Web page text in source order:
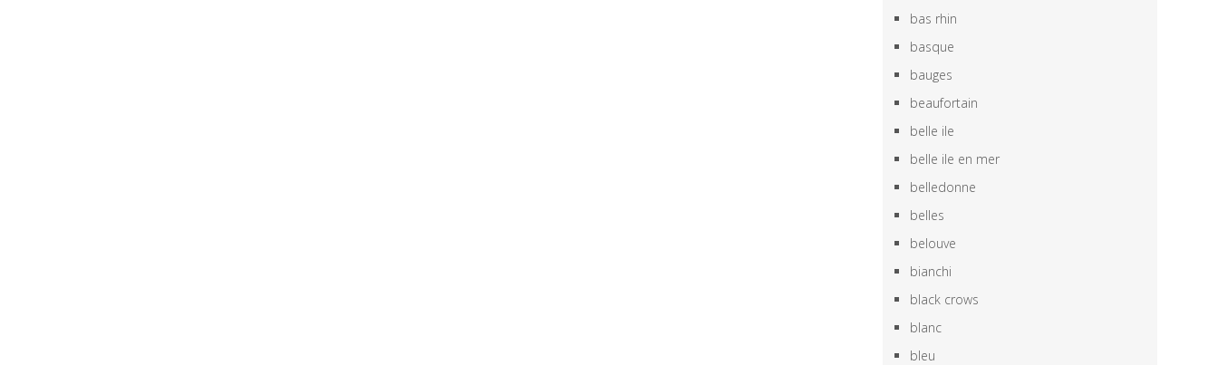
bas rhin
basque
bauges
beaufortain
belle ile
belle ile en mer
belledonne
belles
belouve
bianchi
black crows
blanc
bleu